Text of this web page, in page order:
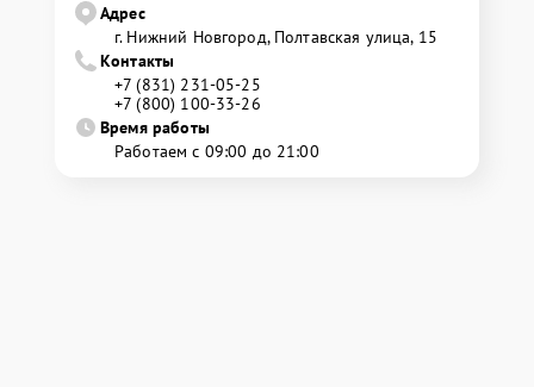
Адрес
г. Нижний Новгород, Полтавская улица, 15
Контакты
+7 (831) 231-05-25
+7 (800) 100-33-26
Время работы
Работаем с 09:00 до 21:00